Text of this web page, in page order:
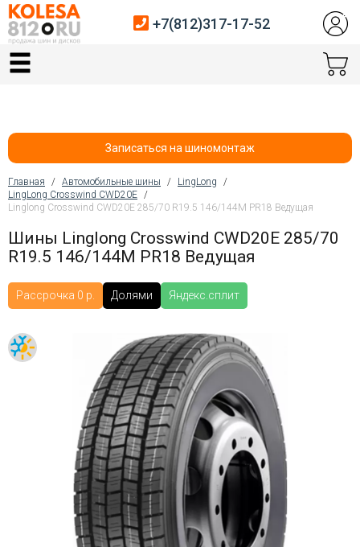
Главная
Автосервис
Датчики давления
Услуги шиномонтажа
Хранение шин
Покупателям
Контакты
Войти на сайт
+7(812)317-
+7(812)317-17-52
Записаться на шиномонтаж
Вы здесь
Главная / Автомобильные шины / LingLong
/
LingLong Crosswind CWD20E /
Linglong Crosswind CWD20E 285/70 R19.5 146/144M PR18 Ведущая
Шины Linglong Crosswind CWD20E 285/70
R19.5 146/144M PR18 Ведущая
Рассрочка 0 р. Долями Яндекс.сплит